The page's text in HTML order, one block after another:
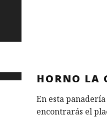
HORNO LA
En esta
encontrarás el